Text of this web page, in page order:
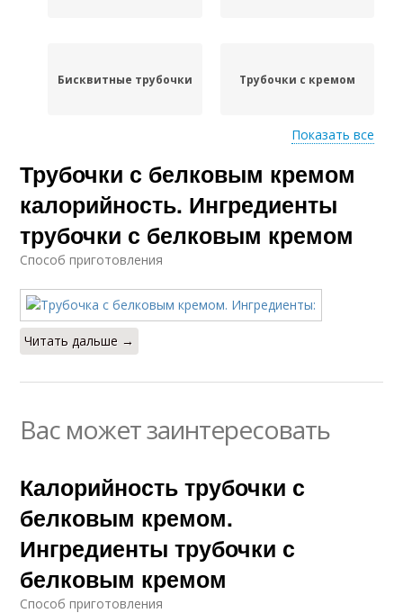
Бисквитные трубочки Трубочки с кремом
Песочные трубочки
шоколадно-заварным
сливочным кремом
Показать все
Трубочки с белковым кремом
калорийность. Ингредиенты
трубочки с белковым кремом
Способ приготовления
Читать дальше →
Вас может заинтересовать
Калорийность трубочки с
белковым кремом.
Ингредиенты трубочки с
белковым кремом
Способ приготовления